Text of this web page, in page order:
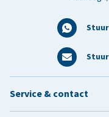
Service & contact